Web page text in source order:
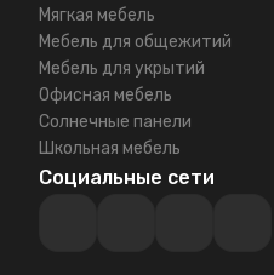
Мягкая мебель
Мебель для общежитий
Мебель для укрытий
Офисная мебель
Солнечные панели
Школьная мебель
Социальные сети